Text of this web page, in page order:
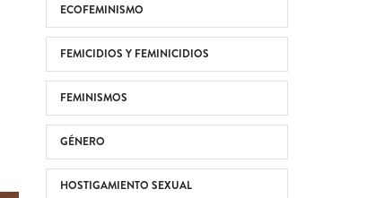
ECOFEMINISMO
FEMICIDIOS Y FEMINICIDIOS
FEMINISMOS
GÉNERO
HOSTIGAMIENTO SEXUAL